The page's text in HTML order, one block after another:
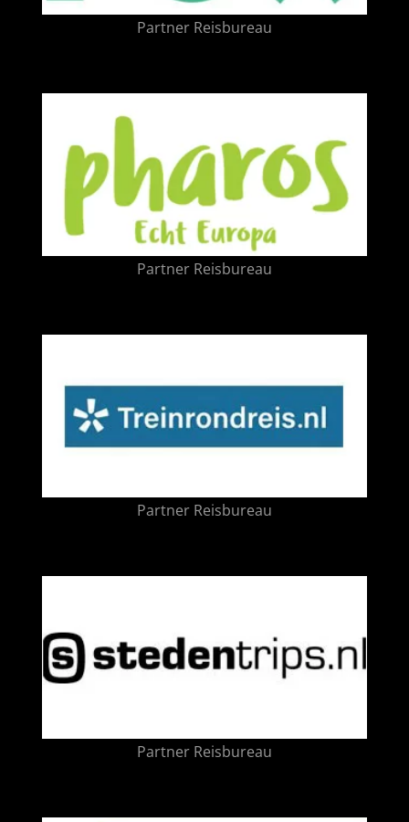
Partner Reisbureau
Partner Reisbureau
Partner Reisbureau
Partner Reisbureau